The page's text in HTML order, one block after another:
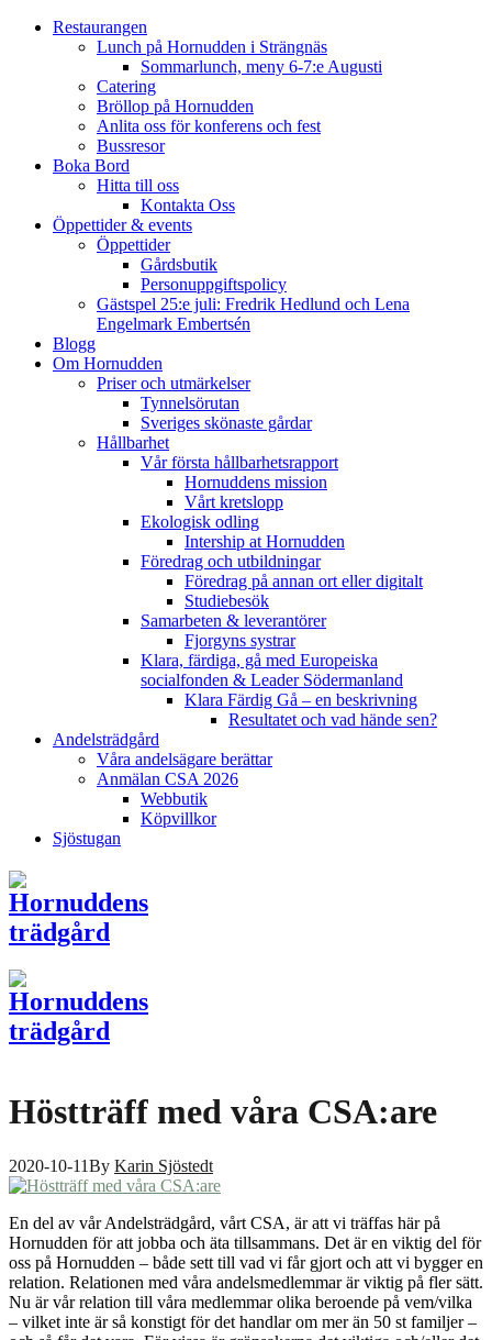
Restaurangen
Lunch på Hornudden i Strängnäs
Sommarlunch, meny 6-7:e Augusti
Catering
Bröllop på Hornudden
Anlita oss för konferens och fest
Bussresor
Boka Bord
Hitta till oss
Kontakta Oss
Öppettider & events
Öppettider
Gårdsbutik
Personuppgiftspolicy
Gästspel 25:e juli: Fredrik Hedlund och Lena
Engelmark Embertsén
Blogg
Om Hornudden
Priser och utmärkelser
Tynnelsörutan
Sveriges skönaste gårdar
Hållbarhet
Vår första hållbarhetsrapport
Hornuddens mission
Vårt kretslopp
Ekologisk odling
Intership at Hornudden
Föredrag och utbildningar
Föredrag på annan ort eller digitalt
Studiebesök
Samarbeten & leverantörer
Fjorgyns systrar
Klara, färdiga, gå med Europeiska
socialfonden & Leader Södermanland
Klara Färdig Gå – en beskrivning
Resultatet och vad hände sen?
Andelsträdgård
Våra andelsägare berättar
Anmälan CSA 2026
Webbutik
Köpvillkor
Sjöstugan
Höstträff med våra CSA:are
2020-10-11By Karin Sjöstedt
En del av vår Andelsträdgård, vårt CSA, är att vi träffas här på
Hornudden för att jobba och äta tillsammans. Det är en viktig del för
oss på Hornudden – både sett till vad vi får gjort och att vi bygger en
relation. Relationen med våra andelsmedlemmar är viktig på fler sätt.
Nu är vår relation till våra medlemmar olika beroende på vem/vilka
– vilket inte är så konstigt för det handlar om mer än 50 st familjer –